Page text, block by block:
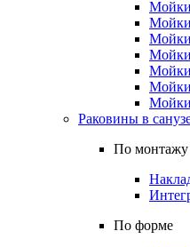
Раковины в
По монтажу
По форме